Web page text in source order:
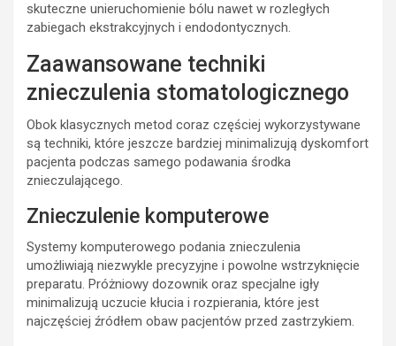
skuteczne unieruchomienie bólu nawet w rozległych
zabiegach ekstrakcyjnych i endodontycznych.
Zaawansowane techniki
znieczulenia stomatologicznego
Obok klasycznych metod coraz częściej wykorzystywane
są techniki, które jeszcze bardziej minimalizują dyskomfort
pacjenta podczas samego podawania środka
znieczulającego.
Znieczulenie komputerowe
Systemy komputerowego podania znieczulenia
umożliwiają niezwykle precyzyjne i powolne wstrzyknięcie
preparatu. Próżniowy dozownik oraz specjalne igły
minimalizują uczucie kłucia i rozpierania, które jest
najczęściej źródłem obaw pacjentów przed zastrzykiem.